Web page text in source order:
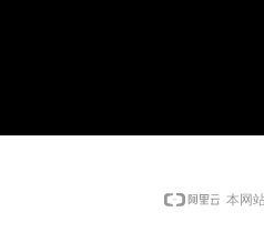
本网